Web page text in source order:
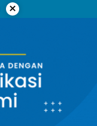
×